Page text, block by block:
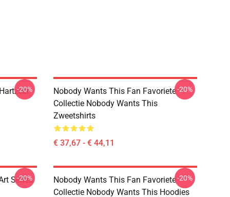
-20%
Nobody Wants This Fan Favoriete
Collectie Nobody Wants This
Zweetshirts
€ 37,67 - € 44,11
-20%
Series
-20%
Nobody Wants This Fan Favoriete
Collectie Nobody Wants This Hoodies
-20%